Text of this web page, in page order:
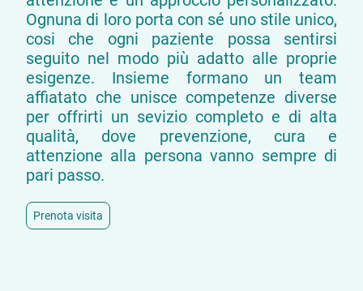
Ognuna di loro porta con sé uno stile unico,
cosi che ogni paziente possa sentirsi
seguito nel modo più adatto alle proprie
esigenze. Insieme formano un team
affiatato che unisce competenze diverse
per offrirti un sevizio completo e di alta
qualità, dove prevenzione, cura e
attenzione alla persona vanno sempre di
pari passo.
Prenota visita